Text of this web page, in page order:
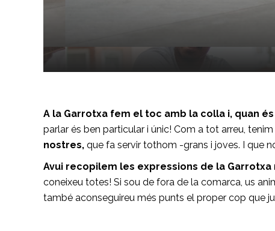
A la Garrotxa fem el toc amb la colla i, quan
parlar és ben particular i únic! Com a tot arreu, tenim
nostres, que fa servir tothom -grans i joves. I que
Avui recopilem les expressions de la Garrotxa
coneixeu totes! Si sou de fora de la comarca, us
també aconseguireu més punts el proper cop que